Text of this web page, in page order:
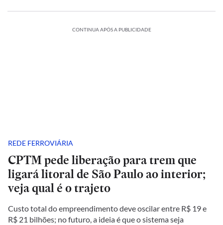
CONTINUA APÓS A PUBLICIDADE
REDE FERROVIÁRIA
CPTM pede liberação para trem que
ligará litoral de São Paulo ao interior;
veja qual é o trajeto
Custo total do empreendimento deve oscilar entre R$ 19 e
R$ 21 bilhões; no futuro, a ideia é que o sistema seja